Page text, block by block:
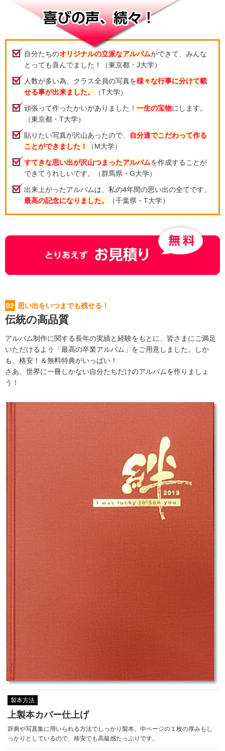
自分たちのオリジナルの立派なアルバムができて、みんな
とっても喜んでました！（東京都・J大学）
人数が多い為、クラス全員の写真を様々な行事に分けて載
せる事が出来ました。
（T大学）
頑張って作ったかいがありました！ 一生の宝物にします。
（東京都・T大学）
貼りたい写真が沢山あったので、
自分達でこだわって作る
ことができました！
（M大学）
すてきな思い出が沢山つまったアルバムを作成することが
できてうれしいです。（群馬県・G大学）
出来上がったアルバムは、私の4年間の思い出の全てです。
最高の記念になりました。
（千葉県・T大学）
02 思い出をいつまでも残せる！
伝統の高品質
アルバム制作に関する長年の実績と経験をもとに、皆さまにご満足
いただけるよう「最高の卒業アルバム」をご用意しました。しか
も、格安！＆無料特典がいっぱい！
さあ、世界に一冊しかない自分たちだけのアルバムを作りましょ
う！
製本方法
上製本カバー仕上げ
辞典や写真集に用いられる方法でしっかり製本。中ページの１枚の厚みもし
っかりとしているので、格安でも高級感たっぷりです。